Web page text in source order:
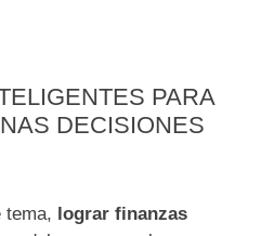
PARA
DECISIONES
tema, lograr finanzas